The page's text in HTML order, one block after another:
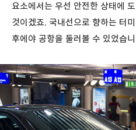
요소에서는 우선 안전한 상태에
것이겠죠. 국내선으로 향하는 터
후에야 공항을 둘러볼 수 있었습